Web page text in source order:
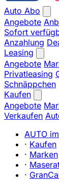
Auto Abo
Angebote
Sofort
Anzahlung
Leasing
Angebote
Privatleasing
Schnäppchen
Kaufen
Angebote
Verkaufen
AUTO
· Kaufen
· Marken
·
·